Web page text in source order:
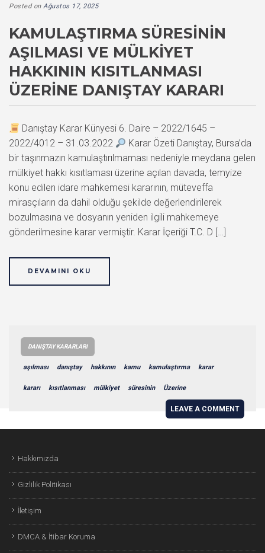
Posted on Ağustos 17, 2025
KAMULAŞTIRMA SÜRESININ
AŞILMASI VE MÜLKIYET
HAKKININ KISITLANMASI
ÜZERINE DANIŞTAY KARARI
Danıştay Karar Künyesi 6. Daire – 2022/1645 –
2022/4012 – 31.03.2022
Karar Özeti Danıştay, Bursa’da
bir taşınmazın kamulaştırılmaması nedeniyle meydana gelen
mülkiyet hakkı kısıtlaması üzerine açılan davada, temyize
konu edilen idare mahkemesi kararının, müteveffa
mirasçıların da dahil olduğu şekilde değerlendirilerek
bozulmasına ve dosyanın yeniden ilgili mahkemeye
gönderilmesine karar vermiştir. Karar İçeriği T.C. D […]
DEVAMINI OKU
DANIŞTAY KARARLARI
aşılması danıştay hakkının kamu kamulaştırma karar
kararı kısıtlanması mülkiyet süresinin Üzerine
LEAVE A COMMENT
Hakkımızda
Gizlilik Politikası
İletişim
DMCA & İtibar Koruma